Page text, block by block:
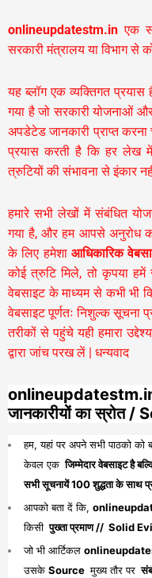
onlineupdatestm.in एक
सरकारी मंत्रालय या विभाग से
यह ब्लॉग एक व्यक्तिगत प्रयास
गया है जो सरकारी योजनाओं
अपडेटेड जानकारी प्राप्त
प्रयास करती है कि हर लेख
त्रुटियों की संभावना से इंकार
हमारे सभी लेखों में संबंधित
गया है, और हम आपसे अनुरोध
के लिए हमेशा आधिकारिक
कोई त्रुटि मिले, तो कृपया
वेबसाइट के माध्यम से कभी भी
वेबसाइट पूर्णतः निशुल्क सूचना
तरीकों से पहुंचे यही हमारा
द्वारा जांच परख लें | धन्यवाद
onlineupdatestm.in
जानकारीयों का स्रोत /
हम, यहां पर अपने सभी पाठको को
केवल एक जिम्मेदार वेबसाइट है
सभी सूचनायें 100 शुद्धता के साथ
आपको बता दें कि,
किसी पुख्ता प्रमाण // Solid
जो भी आर्टिकल
उसके Source मुख्य तौर पर